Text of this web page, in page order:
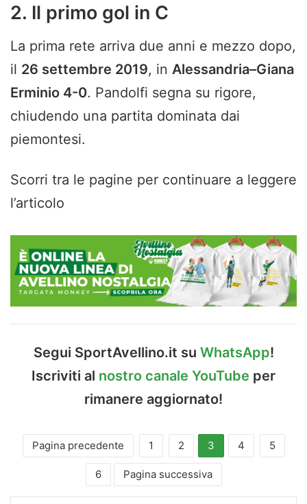
2. Il primo gol in C
La prima rete arriva due anni e mezzo dopo,
il 26 settembre 2019, in Alessandria–Giana
Erminio 4-0. Pandolfi segna su rigore,
chiudendo una partita dominata dai
piemontesi.
Scorri tra le pagine per continuare a leggere
l’articolo
Segui SportAvellino.it su WhatsApp!
Iscriviti al nostro canale YouTube per
rimanere aggiornato!
Pagina precedente 1 2 3 4 5
6 Pagina successiva